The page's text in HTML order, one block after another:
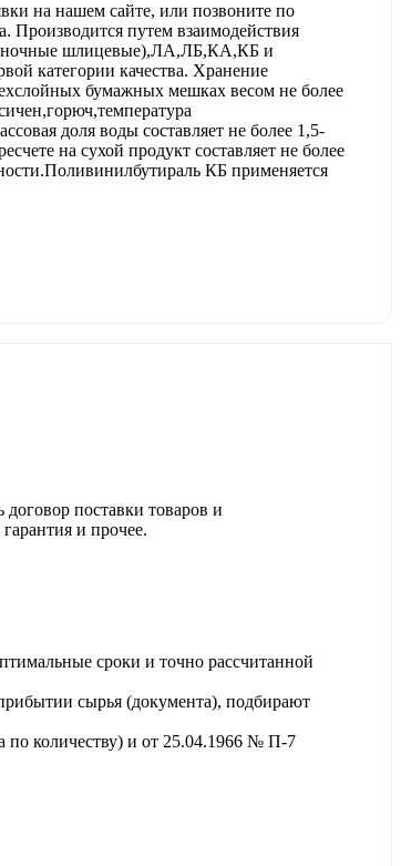
на нашем сайте, или позвоните по
Производится путем взаимодействия
шлицевые),ЛА,ЛБ,КА,КБ и
категории качества. Хранение
бумажных мешках весом не более
доля воды составляет не более 1,5-
на сухой продукт составляет не более
КБ применяется
поставки товаров и
и прочее.
сроки и точно рассчитанной
сырья (документа), подбирают
по количеству) и от 25.04.1966 № П-7